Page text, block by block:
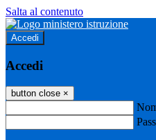
Salta al contenuto
Accedi
Accedi
button close ×